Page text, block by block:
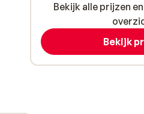
Bekijk alle prijzen
Bekijk